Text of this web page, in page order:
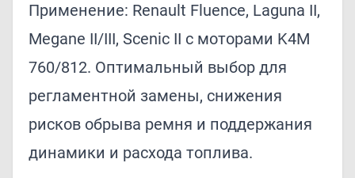
Применение: Renault Fluence, Laguna II,
Megane II/III, Scenic II с моторами K4M
760/812. Оптимальный выбор для
регламентной замены, снижения
рисков обрыва ремня и поддержания
динамики и расхода топлива.